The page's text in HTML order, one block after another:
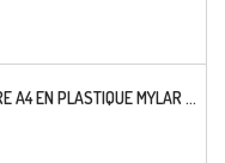
POCHOIR LETTRE A4 EN PLASTIQUE MYLAR ALPHABET STYLE STENCIL BOLD 30 MM